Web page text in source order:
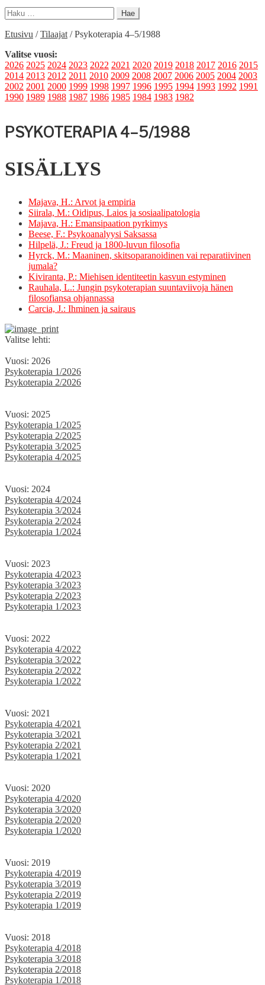
Haku:
Etusivu /Tilaajat /Psykoterapia 4–5/1988
Valitse vuosi:
2026 2025 2024 2023 2022 2021 2020 2019 2018 2017 2016 2015
2014 2013 2012 2011 2010 2009 2008 2007 2006 2005 2004 2003
2002 2001 2000 1999 1998 1997 1996 1995 1994 1993 1992 1991
1990 1989 1988 1987 1986 1985 1984 1983 1982
PSYKOTERAPIA 4–5/1988
SISÄLLYS
Maja­va, H.: Arvot ja empiria
Siirala, M.: Oidi­pus, Laios ja sosiaalipatologia
Maja­va, H.: Eman­si­paa­tion pyrkimys
Beese, F.: Psyko­ana­lyysi Saksassa
Hilpelä, J.: Freud ja 1800-luvun filosofia
Hyr­ck, M.: Maa­ni­nen, skit­sopara­noidi­nen vai reparati­ivi­nen
jumala?
Kivi­ran­ta, P.: Miehisen iden­ti­teetin kasvun estyminen
Rauha­la, L.: Jun­gin psykoter­api­an suun­tavi­ivo­ja hänen
filosofi­ansa ohjannassa
Car­cia, J.: Ihmi­nen ja sairaus
Valitse lehti:
Vuosi: 2026
Psykoterapia 1/2026
Psykoterapia 2/2026
Vuosi: 2025
Psykoterapia 1/2025
Psykoterapia 2/2025
Psykoterapia 3/2025
Psykoterapia 4/2025
Vuosi: 2024
Psykoterapia 4/2024
Psykoterapia 3/2024
Psykoterapia 2/2024
Psykoterapia 1/2024
Vuosi: 2023
Psykoterapia 4/2023
Psykoterapia 3/2023
Psykoterapia 2/2023
Psykoterapia 1/2023
Vuosi: 2022
Psykoterapia 4/2022
Psykoterapia 3/2022
Psykoterapia 2/2022
Psykoterapia 1/2022
Vuosi: 2021
Psykoterapia 4/2021
Psykoterapia 3/2021
Psykoterapia 2/2021
Psykoterapia 1/2021
Vuosi: 2020
Psykoterapia 4/2020
Psykoterapia 3/2020
Psykoterapia 2/2020
Psykoterapia 1/2020
Vuosi: 2019
Psykoterapia 4/2019
Psykoterapia 3/2019
Psykoterapia 2/2019
Psykoterapia 1/2019
Vuosi: 2018
Psykoterapia 4/2018
Psykoterapia 3/2018
Psykoterapia 2/2018
Psykoterapia 1/2018